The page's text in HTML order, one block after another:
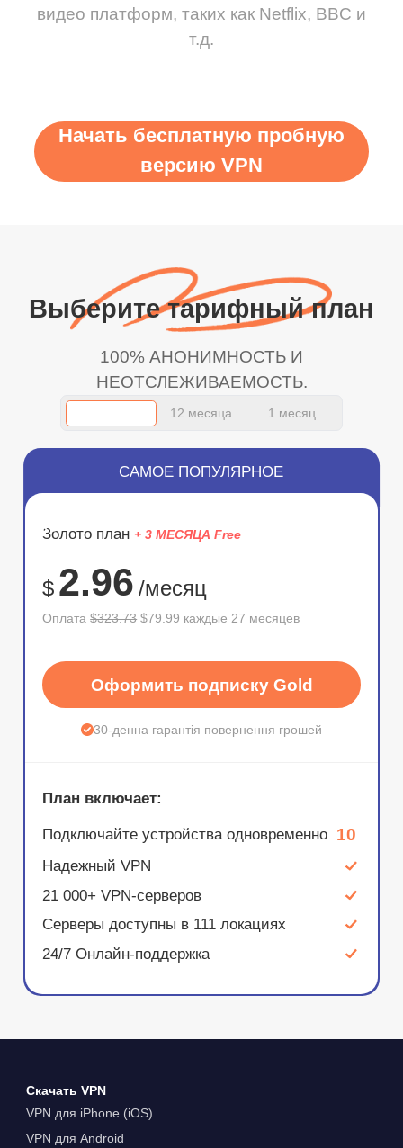
видео платформ, таких как Netflix, BBC и
т.д.
Начать бесплатную пробную
версию VPN
Выберите тарифный план
100% АНОНИМНОСТЬ И
НЕОТСЛЕЖИВАЕМОСТЬ.
12 месяца 1 месяц
ЭКОНОМ
75%
САМОЕ ПОПУЛЯРНОЕ
Золото план + 3 МЕСЯЦА Free
$ 2.96 /месяц
Оплата$323.73 $79.99 каждые 27 месяцев
Оформить подписку Gold
30-денна гарантія повернення грошей
План включает:
Подключайте устройства одновременно 10
Надежный VPN
21 000+ VPN-серверов
Серверы доступны в 111 локациях
24/7 Онлайн-поддержка
Скачать VPN
VPN для iPhone (iOS)
VPN для Android